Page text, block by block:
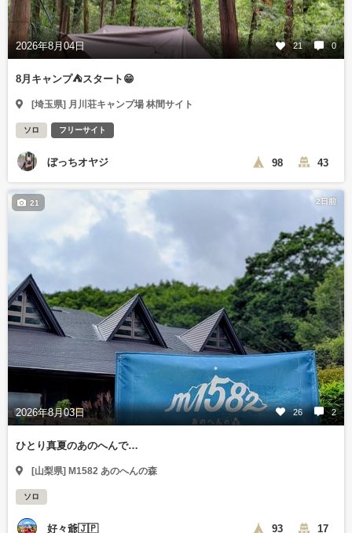
2026年8月04日 21 0
8月キャンプ⛺️スタート😁
[埼玉県] 月川荘キャンプ場 林間サイト
ソロ フリーサイト
ぼっちオヤジ 98 43
2日前
2026年8月03日 26 2
21
ひとり真夏のあのへんで…
[山梨県] M1582 あのへんの森
ソロ
好々爺🇯🇵 93 17